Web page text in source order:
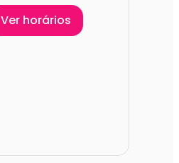
Ver horários